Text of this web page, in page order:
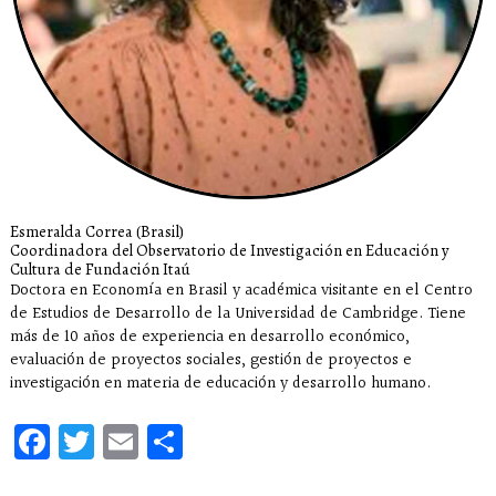
Esmeralda Correa (Brasil)
Coordinadora del Observatorio de Investigación en Educación y
Cultura de Fundación Itaú
Doctora en Economía en Brasil y académica visitante en el Centro
de Estudios de Desarrollo de la Universidad de Cambridge. Tiene
más de 10 años de experiencia en desarrollo económico,
evaluación de proyectos sociales, gestión de proyectos e
investigación en materia de educación y desarrollo humano.
Facebook
Twitter
EmailCompartir